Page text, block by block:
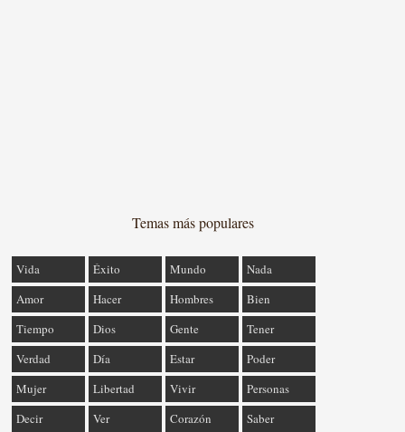
Temas más populares
Vida Éxito Mundo
Nada
Amor
Hacer Hombres
Bien
Tiempo
Dios Gente
Tener
Verdad
Día Estar
Poder
Mujer
Libertad Vivir
Personas
Decir
Ver Corazón Saber